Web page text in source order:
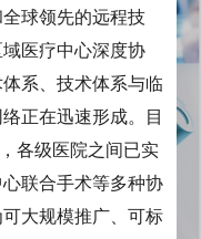
球领先的远程技
医疗中心深度协
系、技术体系与临
正在迅速形成。目
各级医院之间已实
联合手术等多种协
大规模推广、可标